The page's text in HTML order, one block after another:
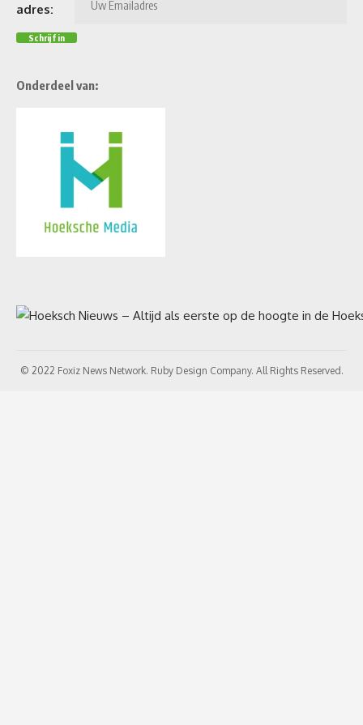
adres:
Onderdeel van:
© 2022 Foxiz News Network. Ruby Design Company. All Rights Reserved.